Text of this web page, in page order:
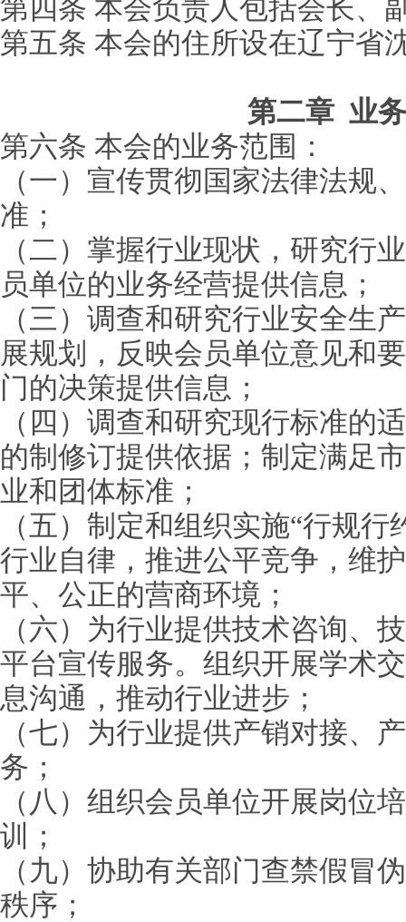
第四条 本会负责人包括会长、
第五条 本会的住所设在辽宁省
第二章 业
第六条 本会的业务范围：
（一）宣传贯彻国家法律法规
准；
（二）掌握行业现状，研究行
员单位的业务经营提供信息；
（三）调查和研究行业安全生
展规划，反映会员单位意见和
门的决策提供信息；
（四）调查和研究现行标准的
的制修订提供依据；制定满足
业和团体标准；
（五）制定和组织实施“行规行
行业自律，推进公平竞争，维
平、公正的营商环境；
（六）为行业提供技术咨询、
平台宣传服务。组织开展学术
息沟通，推动行业进步；
（七）为行业提供产销对接、
务；
（八）组织会员单位开展岗位
训；
（九）协助有关部门查禁假冒
秩序；